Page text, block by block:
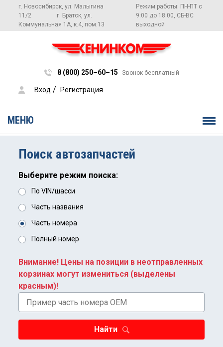
г. Новосибирск, ул. Малыгина
11/2
г. Братск, ул.
Коммунальная 1А, к.4, пом.13
Режим работы: ПН-ПТ с
9:00 до 18:00, СБ-ВС
выходной
8 (800) 250–60–15 Звонок бесплатный
Вход / Регистрация
МЕНЮ
Поиск автозапчастей
Выберите режим поиска:
По VIN/шасси
Часть названия
Часть номера
Полный номер
Внимание! Цены на позиции в неотправленных
корзинах могут измениться (выделены
красным)!
Найти